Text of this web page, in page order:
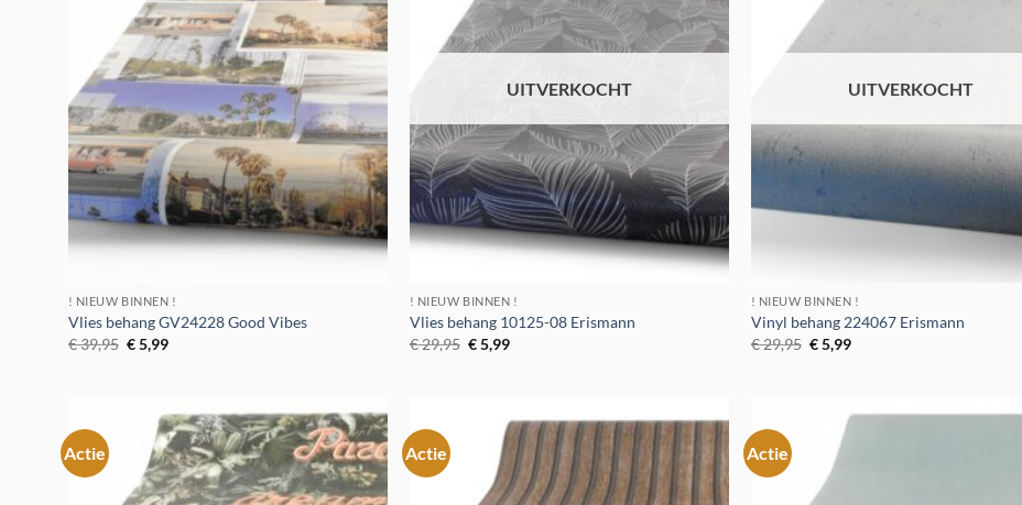
! NIEUW BINNEN !
Vlies behang GV24228 Good Vibes
€39,95 Oorspronkelijke
prijs
€5,99Huidige
UITVERKOCHT
! NIEUW BINNEN !
Vlies behang 10125-08 Erismann
€29,95 Oorspronkelijke
prijs
€5,99Huidige
UITVERKOCHT
! NIEUW BINNEN !
Vinyl behang 224067 Erismann
€29,95 Oorspronkelijke
prijs
€5,99Huidige
Actie
Toevoegen
aan
verlanglijst
Actie
Toevoegen
verlanglijst
Actie